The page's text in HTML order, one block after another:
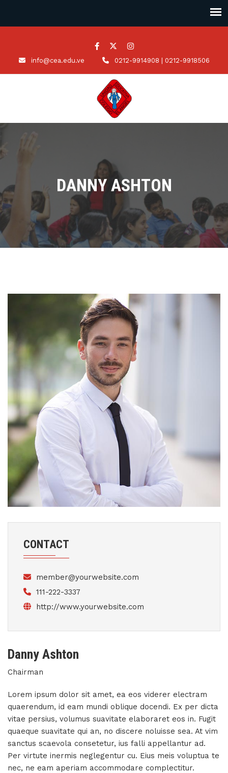
info@cea.edu.ve 0212-9914908 | 0212-9918506
DANNY ASHTON
CONTACT
member@yourwebsite.com
111-222-3337
http://www.yourwebsite.com
Danny Ashton
Chairman
Lorem ipsum dolor sit amet, ea eos viderer electram
quaerendum, id eam mundi oblique docendi. Ex per dicta
vitae persius, volumus suavitate elaboraret eos in. Fugit
quaeque suavitate qui an, no discere noluisse sea. At vim
sanctus scaevola consetetur, ius falli appellantur ad.
Per virtute inermis neglegentur cu. Eius meis voluptua te
nec, ne eam aperiam accommodare complectitur.